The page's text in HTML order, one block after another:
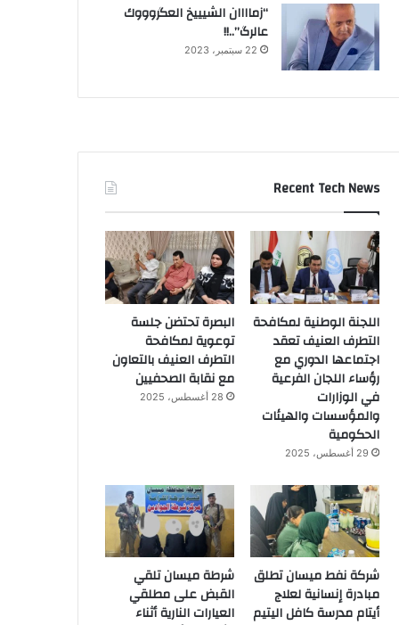
“زماااان الشيييخ العگروووك
عالرگ”..!!
22 سبتمبر، 2023
Recent Tech News
اللجنة الوطنية لمكافحة
التطرف العنيف تعقد
اجتماعها الدوري مع
رؤساء اللجان الفرعية
في الوزارات
والمؤسسات والهيئات
الحكومية
29 أغسطس، 2025
البصرة تحتضن جلسة
توعوية لمكافحة
التطرف العنيف بالتعاون
مع نقابة الصحفيين
28 أغسطس، 2025
شركة نفط ميسان تطلق
مبادرة إنسانية لعلاج
أيتام مدرسة كافل اليتيم
شرطة ميسان تلقي
القبض على مطلقي
العيارات النارية أثناء